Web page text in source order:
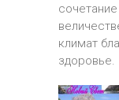
климат
здоровье.